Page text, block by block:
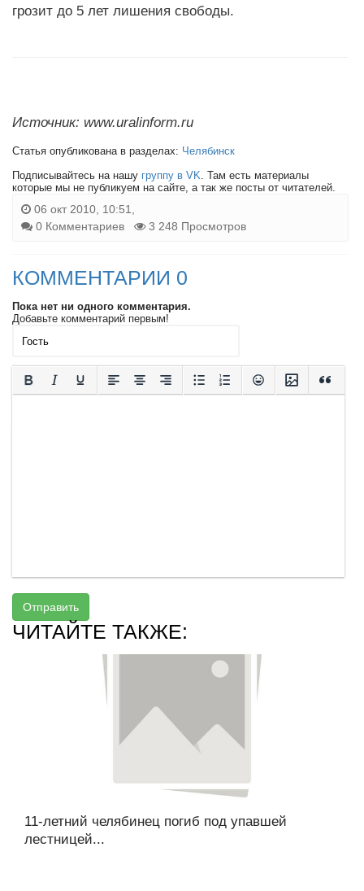
грозит до 5 лет лишения свободы.
Источник: www.uralinform.ru
Статья опубликована в разделах: Челябинск
Подписывайтесь на нашу группу в VK. Там есть материалы
которые мы не публикуем на сайте, а так же посты от читателей.
06 окт 2010, 10:51,
0 Комментариев
3 248 Просмотров
КОММЕНТАРИИ 0
Пока нет ни одного комментария.
Добавьте комментарий первым!
Отправить
ЧИТАЙТЕ ТАКЖЕ:
11-летний челябинец погиб под упавшей
лестницей...